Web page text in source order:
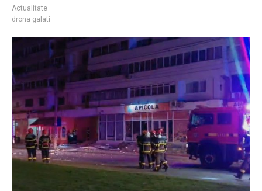
Actualitate
drona galati